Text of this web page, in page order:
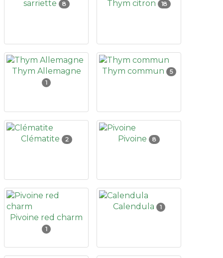
sarriette 8 Thym citron 18
Thym Allemagne
1
Thym commun 5
Clématite 2 Pivoine 8
Pivoine red charm
1
Calendula 1